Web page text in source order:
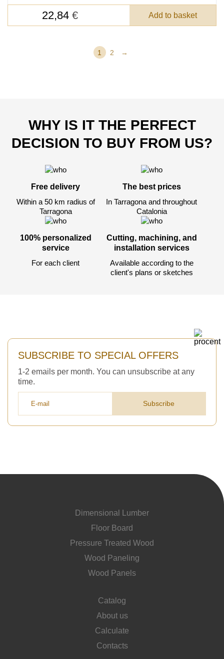
22,84 € Add to basket
1 2 →
WHY IS IT THE PERFECT
DECISION TO BUY FROM US?
Free delivery
Within a 50 km radius of
Tarragona
The best prices
In Tarragona and throughout
Catalonia
100% personalized
service
For each client
Cutting, machining, and
installation services
Available according to the
client's plans or sketches
SUBSCRIBE TO SPECIAL OFFERS
1-2 emails per month. You can unsubscribe at any
time.
Subscribe
Dimensional Lumber
Floor Board
Pressure Treated Wood
Wood Paneling
Wood Panels
Catalog
About us
Calculate
Contacts